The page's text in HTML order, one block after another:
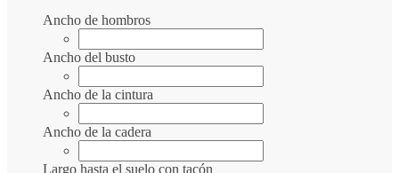
Ancho de hombros
Ancho del busto
Ancho de la cintura
Ancho de la cadera
Largo hasta el suelo con tacón